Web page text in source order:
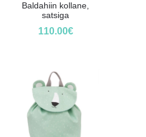
Baldahiin kollane,
satsiga
110.00€